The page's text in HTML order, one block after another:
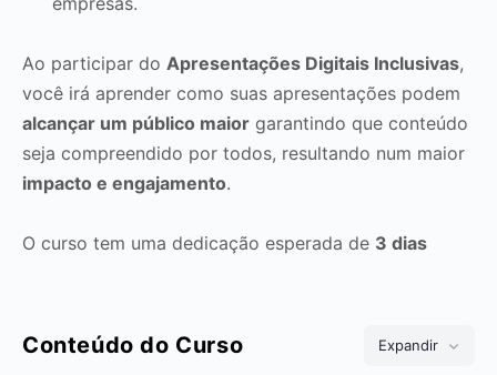
Ao participar do Apresentações Digitais Inclusivas,
você irá aprender como suas apresentações podem
alcançar um público maior garantindo que conteúdo
seja compreendido por todos, resultando num maior
impacto e engajamento.
O curso tem uma dedicação esperada de 3 dias
Conteúdo do Curso Expandir